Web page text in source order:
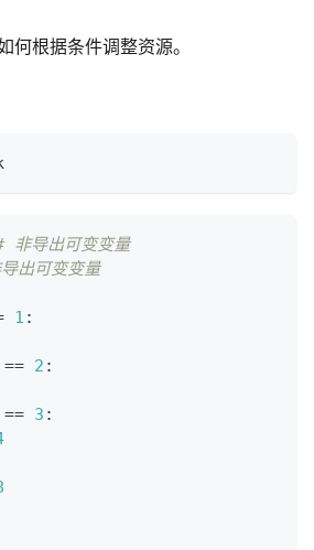
何根据条件调整资源。
非导出可变变量
出可变变量
1 :
== 2 :
== 3 :